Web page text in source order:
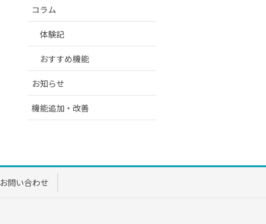
コラム
体験記
おすすめ機能
お知らせ
機能追加・改善
お問い合わせ